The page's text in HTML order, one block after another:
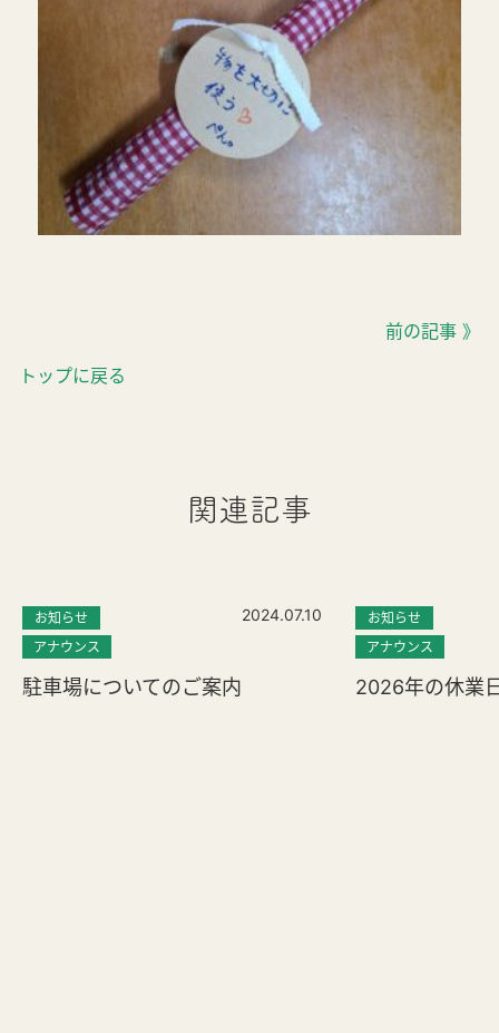
トップに戻る
前の記事 》
関連記事
お知らせ
アナウンス
2024.07.10
駐車場についてのご案内
お知らせ
アナウンス
2026年の休業